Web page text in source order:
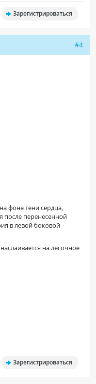
Зарегистрироваться
#4
фоне тени сердца,
после перенесенной
в левой боковой
на лёгочное
Зарегистрироваться